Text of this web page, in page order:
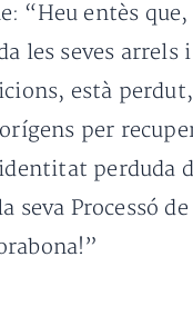
“Heu entès
les seves arrels
està
per
perduda
seva Processó